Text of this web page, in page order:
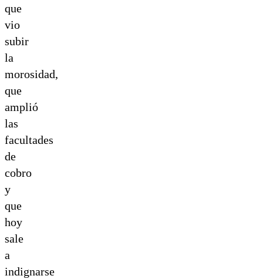
que
vio
subir
la
morosidad,
que
amplió
las
facultades
de
cobro
y
que
hoy
sale
a
indignarse